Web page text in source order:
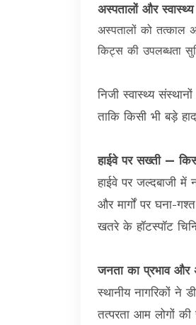
अस्पतालों और स्वास्थ्य
अस्पतालों को तत्काल
किट्स की उपलब्धता
निजी स्वास्थ्य
ताकि किसी भी बड़े
हाईवे पर सख्ती —
हाईवे पर जल्दबाजी में
और मार्गों पर घना-
खतरे के हॉटस्पॉट
जनता का प्रभाव और
स्थानीय नागरिकों ने
तत्परता आम लोगों की